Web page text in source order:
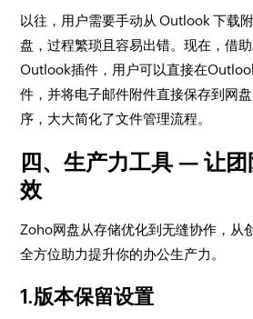
以往，用户需要手动从 Outlook 下载
盘，过程繁琐且容易出错。现在，借
Outlook插件，用户可以直接在
件，并将电子邮件附件直接保存到网
序，大大简化了文件管理流程。
四、生产力工具 — 让
效
​Zoho网盘从存储优化到无缝协作，从
全方位助力提升你的办公生产力。
​1.版本保留设置